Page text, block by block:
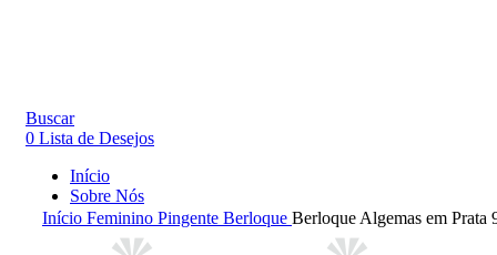
Buscar
0 Lista de Desejos
Início
Sobre Nós
Início Feminino Pingente Berloque Berloque Algemas em Prata